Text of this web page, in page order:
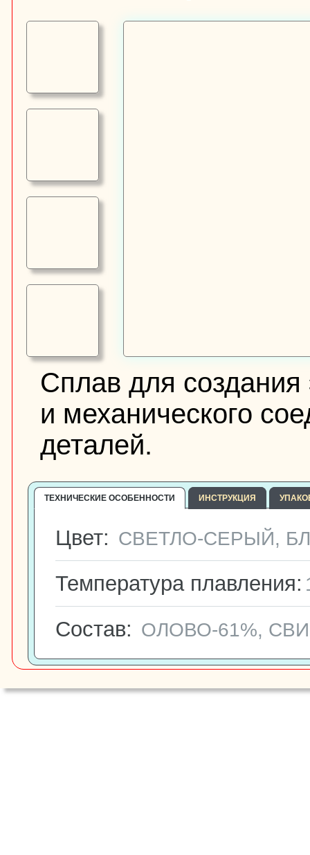
Сплав для создания
и механического
деталей.
ТЕХНИЧЕСКИЕ ОСОБЕННОСТИ ИНСТРУКЦИЯ
Цвет: СВЕТЛО-СЕРЫЙ,
Температура плавления:
Состав: ОЛОВО-61%,